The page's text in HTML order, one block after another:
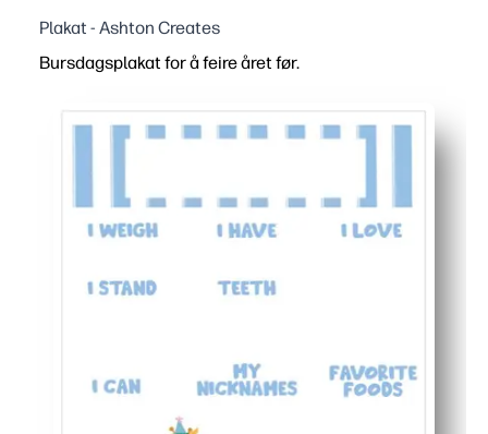
Plakat - Ashton Creates
Bursdagsplakat for å feire året før.